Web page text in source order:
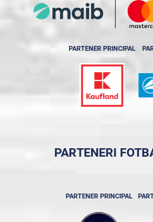
PARTENER PRINCIPAL
PARTENERI
PARTENER PRINCIPAL